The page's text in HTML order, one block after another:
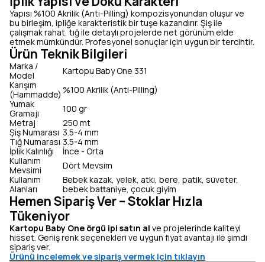
Yapısı %100 Akrilik (Anti-Pilling) kompozisyonundan oluşur ve
bu birleşim, ipliğe karakteristik bir tuşe kazandırır. Şiş ile
çalışmak rahat, tığ ile detaylı projelerde net görünüm elde
etmek mümkündür. Profesyonel sonuçlar için uygun bir tercihtir.
Ürün Teknik Bilgileri
Marka /
Model
Kartopu Baby One 331
Karışım
(Hammadde) %100 Akrilik (Anti-Pilling)
Yumak
Gramajı
100 gr
Metraj
250 mt
Şiş Numarası 3.5-4 mm
Tığ Numarası 3.5-4 mm
İplik Kalınlığı
İnce - Orta
Kullanım
Mevsimi
Dört Mevsim
Kullanım
Alanları
Bebek kazak, yelek, atkı, bere, patik, süveter,
bebek battaniye, çocuk giyim
Hemen Sipariş Ver – Stoklar Hızla
Tükeniyor
Kartopu Baby One örgü ipi satın al ve projelerinde kaliteyi
hisset. Geniş renk seçenekleri ve uygun fiyat avantajı ile şimdi
sipariş ver.
Ürünü incelemek ve sipariş vermek için tıklayın